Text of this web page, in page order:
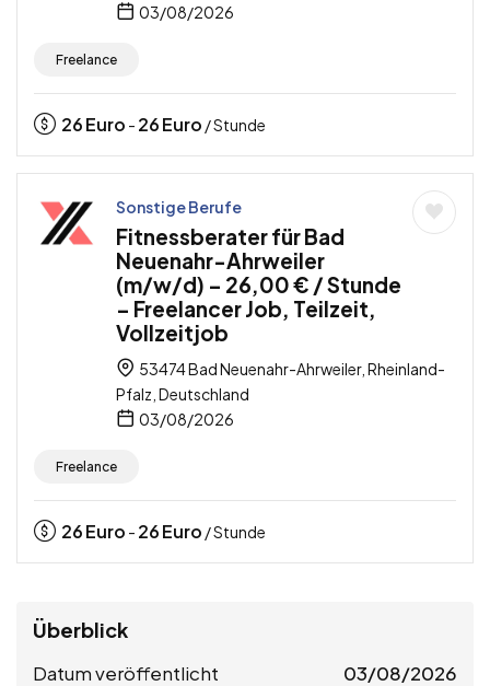
03/08/2026
Freelance
26Euro - 26Euro / Stunde
Sonstige Berufe
Fitnessberater für Bad
Neuenahr-Ahrweiler
(m/w/d) – 26,00 € / Stunde
– Freelancer Job, Teilzeit,
Vollzeitjob
53474 Bad Neuenahr-Ahrweiler, Rheinland-
Pfalz, Deutschland
03/08/2026
Freelance
26Euro - 26Euro / Stunde
Überblick
Datum veröffentlicht 03/08/2026